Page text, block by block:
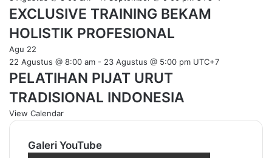
EXCLUSIVE TRAINING BEKAM
HOLISTIK PROFESIONAL
Agu 22
22 Agustus @ 8:00 am - 23 Agustus @ 5:00 pm UTC+7
PELATIHAN PIJAT URUT
TRADISIONAL INDONESIA
View Calendar
Galeri YouTube